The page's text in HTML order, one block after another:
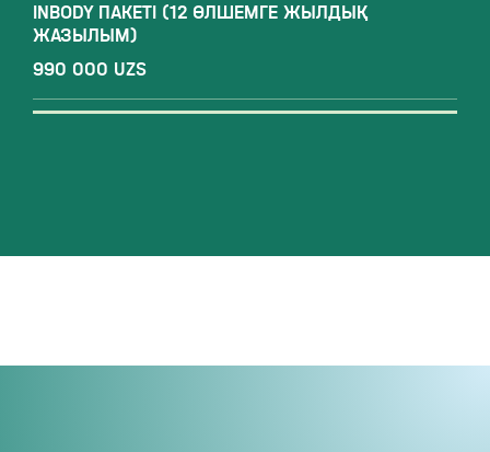
INBODY ПАКЕТІ (12 ӨЛШЕМГЕ ЖЫЛДЫҚ
ЖАЗЫЛЫМ)
990 000 UZS